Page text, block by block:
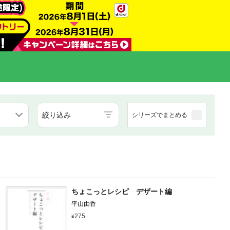
絞り込み シリーズでまとめる
ちょこっとレシピ デザート編
平山由香
275